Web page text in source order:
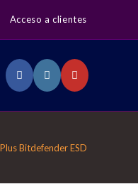
Acceso a clientes
Bitdefender ESD